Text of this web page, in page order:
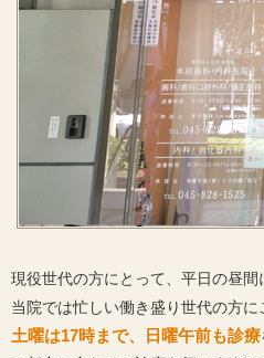
現役世代の方にとって、平日の昼
当院では忙しい働き盛り世代の方
土曜は17時まで、日曜午前も診療